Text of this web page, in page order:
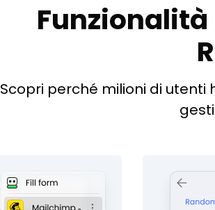
Scopri perché milioni di utenti